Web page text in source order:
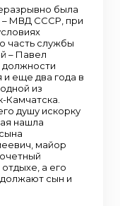
была
– МВД СССР, при
часть службы
– Павел
должности
еще два года в
из
душу искорку
нашла
майор
а его
сын и